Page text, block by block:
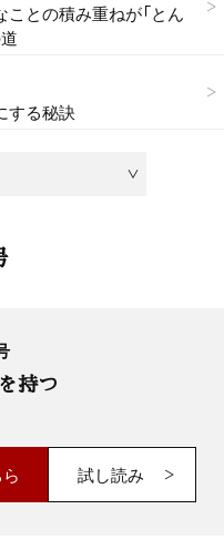
との積み重ねが「とん
する秘訣
持つ
試し読み